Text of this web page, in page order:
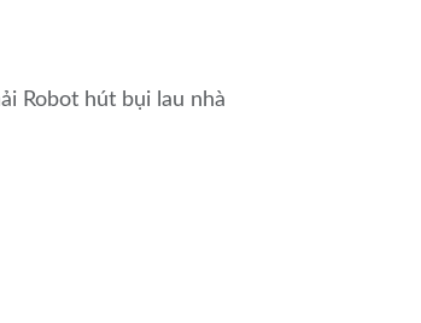
Robot hút bụi lau nhà